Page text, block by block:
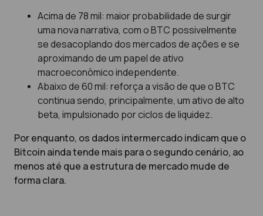
Acima de 78 mil: maior probabilidade de surgir
uma nova narrativa, com o BTC possivelmente
se desacoplando dos mercados de ações e se
aproximando de um papel de ativo
macroeconômico independente.
Abaixo de 60 mil: reforça a visão de que o BTC
continua sendo, principalmente, um ativo de alto
beta, impulsionado por ciclos de liquidez.
Por enquanto, os dados intermercado indicam que o
Bitcoin ainda tende mais para o segundo cenário, ao
menos até que a estrutura de mercado mude de
forma clara.